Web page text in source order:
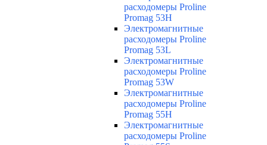
расходомеры Proline
Promag 53H
Электромагнитные
расходомеры Proline
Promag 53L
Электромагнитные
расходомеры Proline
Promag 53W
Электромагнитные
расходомеры Proline
Promag 55H
Электромагнитные
расходомеры Proline